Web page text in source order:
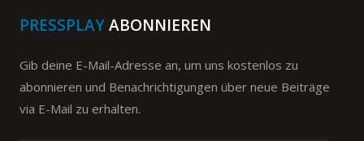
PRESSPLAYABONNIEREN
Gib deine E-Mail-Adresse an, um uns kostenlos zu
abonnieren und Benachrichtigungen über neue Beiträge
via E-Mail zu erhalten.